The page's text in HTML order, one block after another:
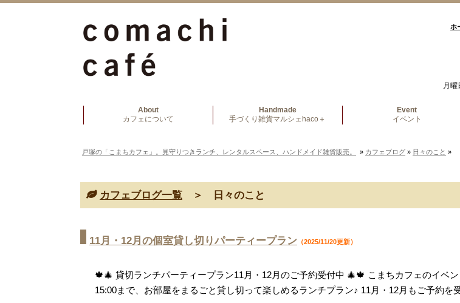
ホ
月曜
About
カフェについて
Handmade
手づくり雑貨マルシェhaco＋
Event
イベント
戸塚の「こまちカフェ」。見守りつきランチ、レンタルスペース、ハンドメイド雑貨販売。 » カフェブログ » 日々のこと »
カフェブログ一覧 ＞ 日々のこと
11月・12月の個室貸し切りパーティープラン （2025/11/20更新）
🍁🎄 貸切ランチパーティープラン11月・12月のご予約受付中 🎄🍁 こまちカフェのイベ
15:00まで、お部屋をまるごと貸し切って楽しめるランチプラン♪ 11月・12月もご予約